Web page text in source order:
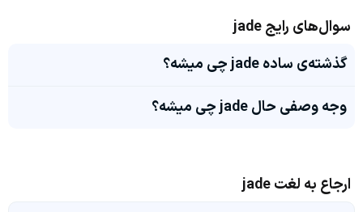
سوال‌های رایج jade
گذشته‌ی ساده jade چی میشه؟
وجه وصفی حال jade چی میشه؟
ارجاع به لغت jade